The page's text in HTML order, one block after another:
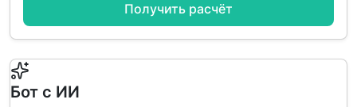
Получить расчёт
Бот с ИИ